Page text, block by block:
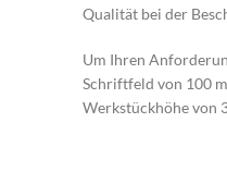
Qualität bei der
Um Ihren
Schriftfeld von 100
Werkstückhöhe von